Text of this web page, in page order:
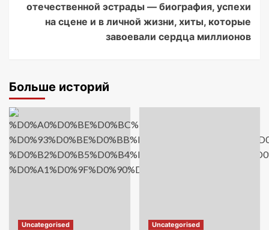
отечественной эстрады — биография, успехи
на сцене и в личной жизни, хиты, которые
завоевали сердца миллионов
Больше историй
Uncategorised Uncategorised